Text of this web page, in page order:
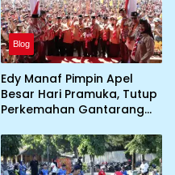
Blog
Edy Manaf Pimpin Apel
Besar Hari Pramuka, Tutup
Perkemahan Gantarang
Jamnas XII 2026